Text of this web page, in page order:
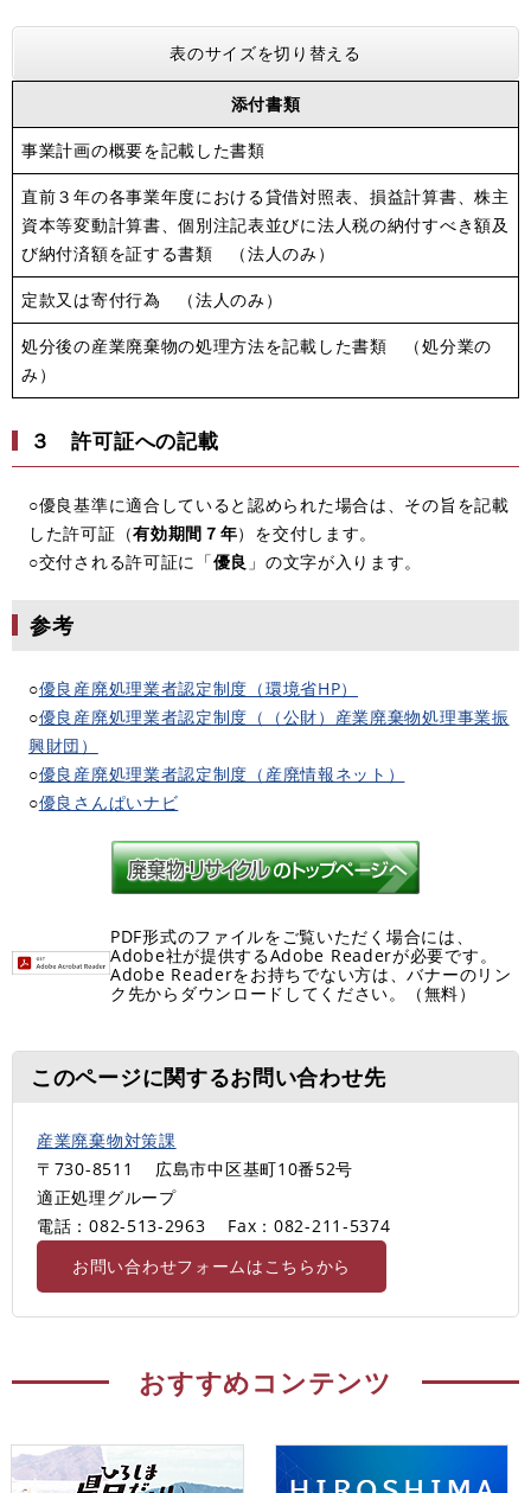
表のサイズを切り替える
添付書類
事業計画の概要を記載した書類
直前３年の各事業年度における貸借対照表、損益計算書、株主
資本等変動計算書、個別注記表並びに法人税の納付すべき額及
び納付済額を証する書類 （法人のみ）
定款又は寄付行為 （法人のみ）
処分後の産業廃棄物の処理方法を記載した書類 （処分業の
み）
３ 許可証への記載
○優良基準に適合していると認められた場合は、その旨を記載
した許可証（有効期間７年）を交付します。
○交付される許可証に「優良 」の文字が入ります。
参考
○優良産廃処理業者認定制度（環境省HP）
○優良産廃処理業者認定制度（（公財）産業廃棄物処理事業振
興財団）
○優良産廃処理業者認定制度（産廃情報ネット）
○優良さんぱいナビ
PDF形式のファイルをご覧いただく場合には、
Adobe社が提供するAdobe Readerが必要です。
Adobe Readerをお持ちでない方は、バナーのリン
ク先からダウンロードしてください。（無料）
このページに関するお問い合わせ先
産業廃棄物対策課
〒730-8511
広島市中区基町10番52号
適正処理グループ
電話：082-513-2963
Fax：082-211‐5374
お問い合わせフォームはこちらから
おすすめコンテンツ